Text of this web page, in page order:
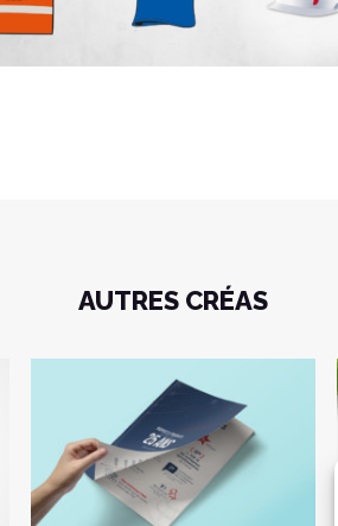
AUTRES CRÉAS
Dossier de Presse –
Invitation